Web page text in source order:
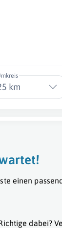
km
einen
dabei?